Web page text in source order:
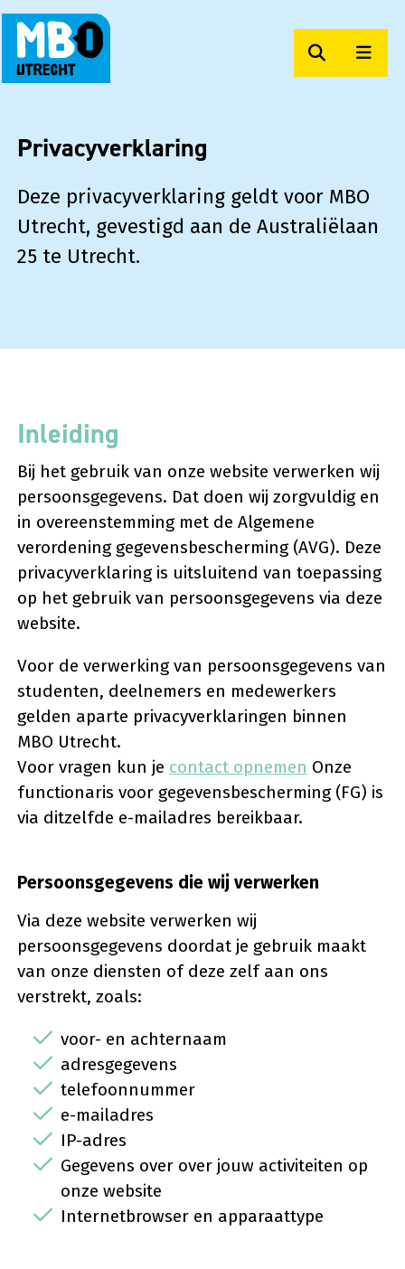
Zoeken
Privacyverklaring
Deze privacyverklaring geldt voor MBO
Utrecht, gevestigd aan de Australiëlaan
25 te Utrecht.
Inleiding
Bij het gebruik van onze website verwerken wij
persoonsgegevens. Dat doen wij zorgvuldig en
in overeenstemming met de Algemene
verordening gegevensbescherming (AVG). Deze
privacyverklaring is uitsluitend van toepassing
op het gebruik van persoonsgegevens via deze
website.
Voor de verwerking van persoonsgegevens van
studenten, deelnemers en medewerkers
gelden aparte privacyverklaringen binnen
MBO Utrecht.
Voor vragen kun je contact opnemen Onze
functionaris voor gegevensbescherming (FG) is
via ditzelfde e-mailadres bereikbaar.
Persoonsgegevens die wij verwerken
Via deze website verwerken wij
persoonsgegevens doordat je gebruik maakt
van onze diensten of deze zelf aan ons
verstrekt, zoals:
voor- en achternaam
adresgegevens
telefoonnummer
e-mailadres
IP-adres
Gegevens over over jouw activiteiten op
onze website
Internetbrowser en apparaattype